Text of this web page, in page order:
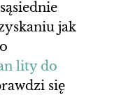
jak
lity do
się